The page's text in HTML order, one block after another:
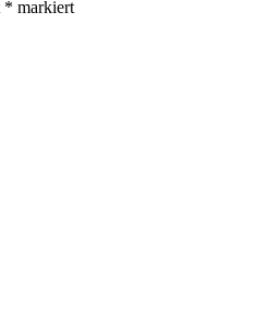
* markiert